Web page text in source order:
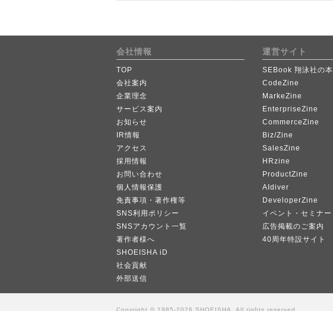
会社情報
TOP
会社案内
企業理念
サービス案内
お知らせ
IR情報
アクセス
採用情報
お問い合わせ
個人情報保護
免責事項・著作権等
SNS利用ポリシー
SNSアカウント一覧
著作者様へ
SHOEISHA iD
社会貢献
外部送信
運営サイト
SEBook 翔泳社の本
CodeZine
MarkeZine
EnterpriseZine
CommerceZine
Biz/Zine
SalesZine
HRzine
ProductZine
AIdiver
DeveloperZine
イベント・セミナー
広告掲載のご案内
40周年特設サイト
Copyright © 1985-2026 SHOEISHA, All rights reserved.